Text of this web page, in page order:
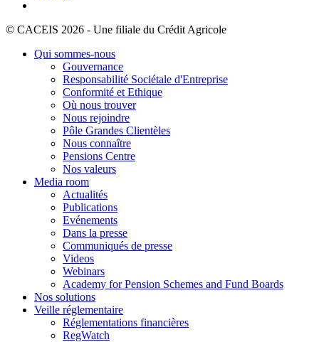
© CACEIS 2026 - Une filiale du Crédit Agricole
Qui sommes-nous
Gouvernance
Responsabilité Sociétale d'Entreprise
Conformité et Ethique
Où nous trouver
Nous rejoindre
Pôle Grandes Clientèles
Nous connaître
Pensions Centre
Nos valeurs
Media room
Actualités
Publications
Evénements
Dans la presse
Communiqués de presse
Videos
Webinars
Academy for Pension Schemes and Fund Boards
Nos solutions
Veille réglementaire
Réglementations financières
RegWatch